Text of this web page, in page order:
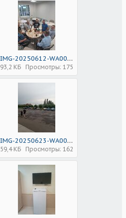
IMG-20250612-WA0054.jpg
93,2 КБ Просмотры: 175
IMG-20250623-WA0074.jpg
59,4 КБ Просмотры: 162